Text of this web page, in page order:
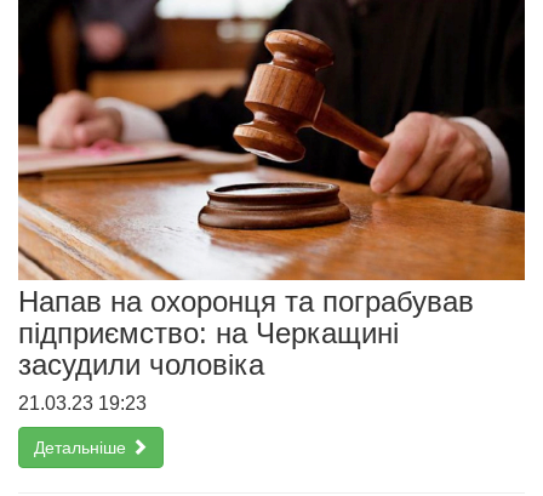
Напав на охоронця та пограбував
підприємство: на Черкащині
засудили чоловіка
21.03.23 19:23
Детальніше